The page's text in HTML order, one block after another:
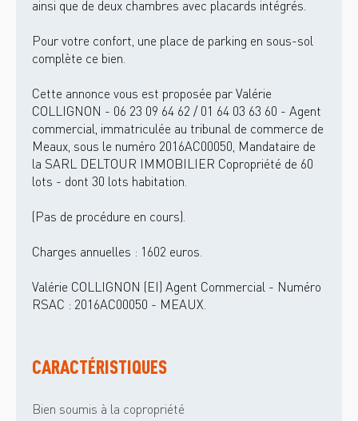
ainsi que de deux chambres avec placards intégrés.
Pour votre confort, une place de parking en sous-sol
complète ce bien.
Cette annonce vous est proposée par Valérie
COLLIGNON - 06 23 09 64 62 / 01 64 03 63 60 - Agent
commercial, immatriculée au tribunal de commerce de
Meaux, sous le numéro 2016AC00050, Mandataire de
la SARL DELTOUR IMMOBILIER Copropriété de 60
lots - dont 30 lots habitation.
(Pas de procédure en cours).
Charges annuelles : 1602 euros.
Valérie COLLIGNON (EI) Agent Commercial - Numéro
RSAC : 2016AC00050 - MEAUX.
CARACTÉRISTIQUES
Bien soumis à la copropriété